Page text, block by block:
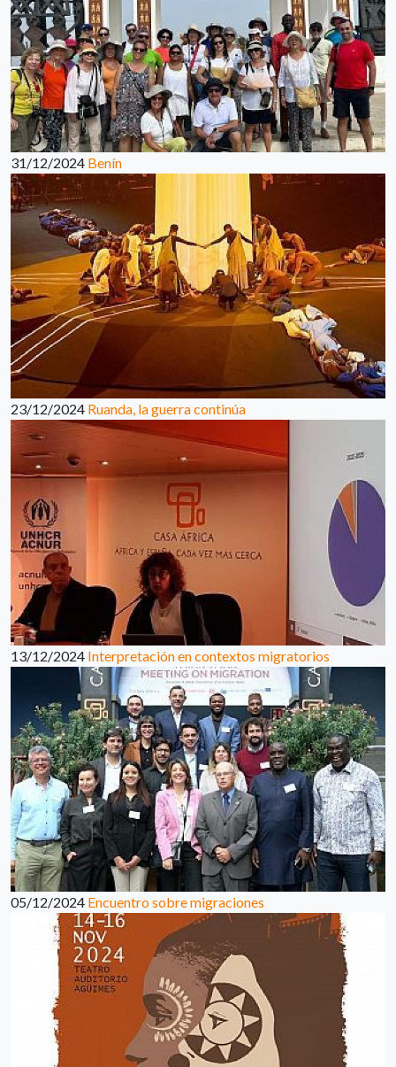
31/12/2024 Benín
23/12/2024 Ruanda, la guerra continúa
13/12/2024 Interpretación en contextos migratorios
05/12/2024 Encuentro sobre migraciones